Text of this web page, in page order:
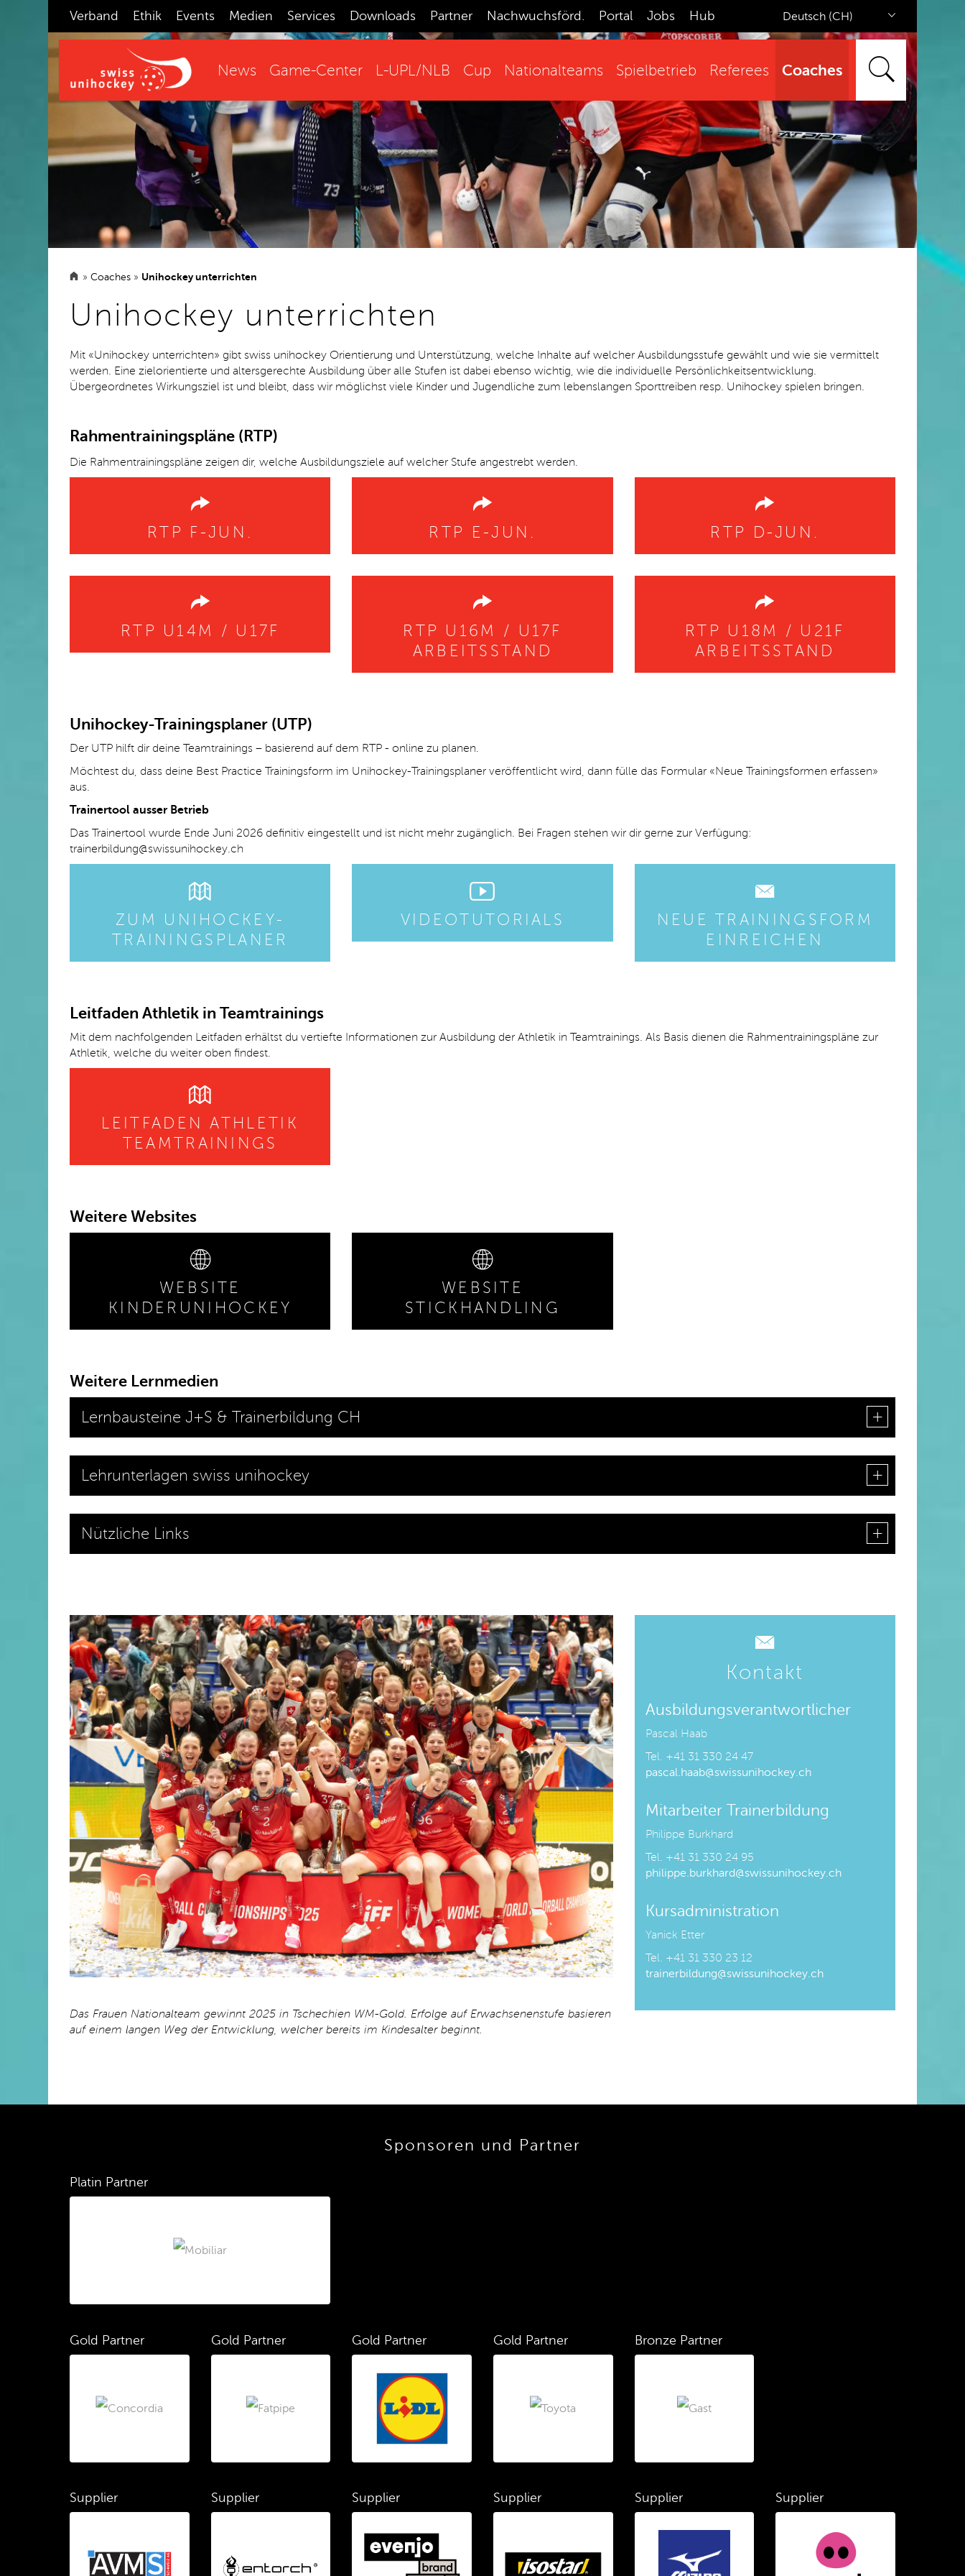
Verband Ethik Events Medien Services Downloads Partner Nachwuchsförd. Portal Jobs Hub Deutsch (CH)
News Game-Center L-UPL/NLB Cup Nationalteams Spielbetrieb Referees Coaches
» Coaches » Unihockey unterrichten
Unihockey unterrichten
Mit «Unihockey unterrichten» gibt swiss unihockey Orientierung und Unterstützung, welche Inhalte auf welcher Ausbildungsstufe gewählt und wie sie vermittelt
werden. Eine zielorientierte und altersgerechte Ausbildung über alle Stufen ist dabei ebenso wichtig, wie die individuelle Persönlichkeitsentwicklung.
Übergeordnetes Wirkungsziel ist und bleibt, dass wir möglichst viele Kinder und Jugendliche zum lebenslangen Sporttreiben resp. Unihockey spielen bringen.
Rahmentrainingspläne (RTP)
Die Rahmentrainingspläne zeigen dir, welche Ausbildungsziele auf welcher Stufe angestrebt werden.
RTP F-JUN. RTP E-JUN. RTP D-JUN.
RTP U14M / U17F
RTP U16M / U17F
ARBEITSSTAND
RTP U18M / U21F
ARBEITSSTAND
Unihockey-Trainingsplaner (UTP)
Der UTP hilft dir deine Teamtrainings – basierend auf dem RTP - online zu planen.
Möchtest du, dass deine Best Practice Trainingsform im Unihockey-Trainingsplaner veröffentlicht wird, dann fülle das Formular «Neue Trainingsformen erfassen»
aus.
Trainertool ausser Betrieb
Das Trainertool wurde Ende Juni 2026 definitiv eingestellt und ist nicht mehr zugänglich. Bei Fragen stehen wir dir gerne zur Verfügung:
trainerbildung@swissunihockey.ch
ZUM UNIHOCKEY-
TRAININGSPLANER
VIDEOTUTORIALS
NEUE TRAININGSFORM
EINREICHEN
Leitfaden Athletik in Teamtrainings
Mit dem nachfolgenden Leitfaden erhältst du vertiefte Informationen zur Ausbildung der Athletik in Teamtrainings. Als Basis dienen die Rahmentrainingspläne zur
Athletik, welche du weiter oben findest.
LEITFADEN ATHLETIK
TEAMTRAININGS
Weitere Websites
WEBSITE
KINDERUNIHOCKEY
WEBSITE
STICKHANDLING
Weitere Lernmedien
Lernbausteine J+S & Trainerbildung CH
Lehrunterlagen swiss unihockey
Nützliche Links
Das Frauen Nationalteam gewinnt 2025 in Tschechien WM-Gold. Erfolge auf Erwachsenenstufe basieren
auf einem langen Weg der Entwicklung, welcher bereits im Kindesalter beginnt.
Kontakt
Ausbildungsverantwortlicher
Pascal Haab
Tel. +41 31 330 24 47
pascal.haab@swissunihockey.ch
Mitarbeiter Trainerbildung
Philippe Burkhard
Tel. +41 31 330 24 95
philippe.burkhard@swissunihockey.ch
Kursadministration
Yanick Etter
Tel. +41 31 330 23 12
trainerbildung@swissunihockey.ch
Sponsoren und Partner
Platin Partner
Gold Partner Gold Partner Gold Partner Gold Partner Bronze Partner
Supplier Supplier Supplier Supplier Supplier Supplier